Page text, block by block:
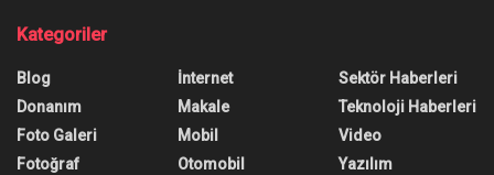
Kategoriler
Blog
Donanım
Foto Galeri
Fotoğraf
İnternet
Makale
Mobil
Otomobil
Sektör Haberleri
Teknoloji Haberleri
Video
Yazılım